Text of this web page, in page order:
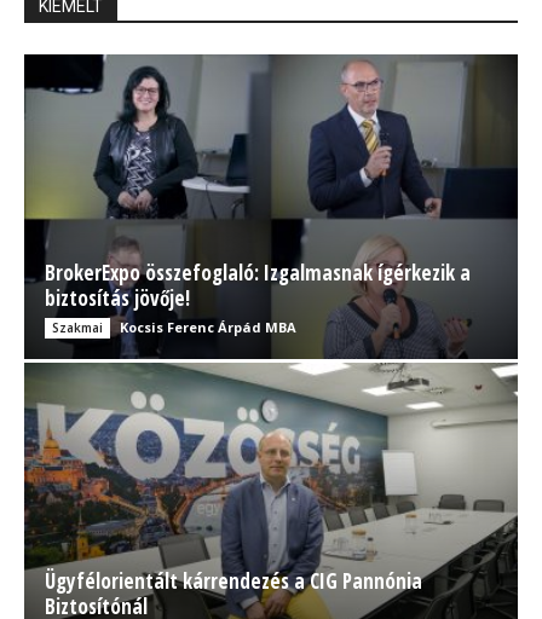
KIEMELT
BrokerExpo összefoglaló: Izgalmasnak ígérkezik a
biztosítás jövője!
Szakmai Kocsis Ferenc Árpád MBA
Ügyfélorientált kárrendezés a CIG Pannónia
Biztosítónál